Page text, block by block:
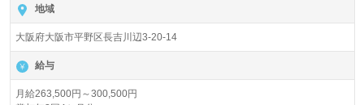
様の運営です。大阪府を中心に特別養護老人ホーム、ショ
ートステイ、通所リハビリテーション、グループホーム、
小規模多機能型居宅介護、居宅介護支援事業を展開されて
います。
◎多職種、幅広い年代層の方が活躍中！ご利用者様らしさ
地域
大阪府大阪市平野区長吉川辺3-20-14
給与
月給263,500円～300,500円